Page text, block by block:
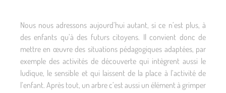
Nous nous adressons aujourd’hui autant, si ce n’est plus, à
des enfants qu’à des futurs citoyens. Il convient donc de
mettre en œuvre des situations pédagogiques adaptées, par
exemple des activités de découverte qui intègrent aussi le
ludique, le sensible et qui laissent de la place à l’activité de
l’enfant. Après tout, un arbre c’est aussi un élément à grimper